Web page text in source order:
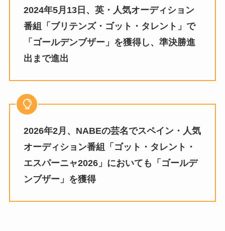
2024年5月13日、英・人気オーディション
番組「ブリテンズ・ゴット・タレント」で
「ゴールデンブザー」を獲得し、準決勝進
出まで進出
2026年2月、NABEの芸名でスペイン・人気
オーディション番組「ゴット・タレント・
エスパーニャ2026」においても「ゴールデ
ンブザー」を獲得